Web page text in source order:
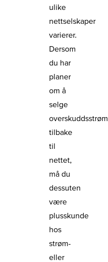
ulike
nettselskaper
varierer.
Dersom
du har
planer
om å
selge
overskuddsstrøm
tilbake
til
nettet,
må du
dessuten
være
plusskunde
hos
strøm-
eller